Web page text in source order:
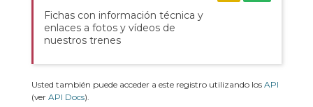
Fichas con información técnica y
enlaces a fotos y vídeos de
nuestros trenes
Usted también puede acceder a este registro utilizando los API
(ver API Docs).